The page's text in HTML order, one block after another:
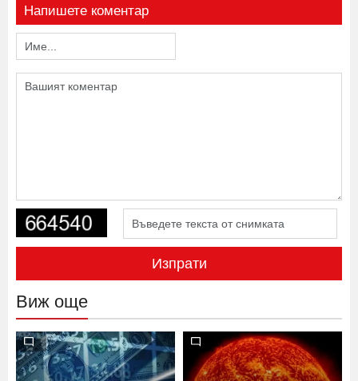
Напишете коментар
Виж още